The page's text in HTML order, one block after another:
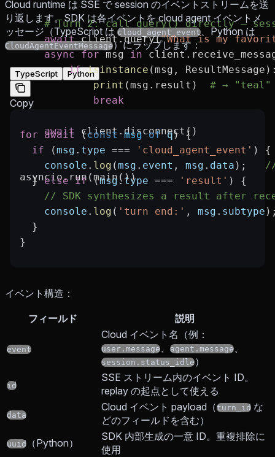
# Turn 2: call query() directly —
    await
client.query("What is my
    async
for msg in
        if
isinstance (msg,
            print
(msg.result) # → "teal"
            break
    await
client.disconnect()
asyncio.run(main())
Cloud runtime は SSE で session のイベントストリームを送
り返します。SDK は各イベントを cloud agent イベントメ
ッセージ（TypeScript は cloud_agent_event、Python は
CloudAgentEventMessage）にラップします：
TypeScript Python
Copy
for await (const msg of q) {
  if
(msg . type === 'cloud_agent_event' ) {
    console
. log (msg . event , msg . data );
  }
else if (msg . type === 'result' ) {
// SDK synthesizes a result after
    console
. log ( 'turn end:' , msg . subtype
  }
}
イベント構造：
フィールド 説明
event
Cloud イベント名（例：
user.message、 agent.message、
session.status_idle）
id
SSE ストリーム内のイベント ID。
replay の起点として使える
data
Cloud イベント payload（turn_id な
どのフィールドを含む）
uuid （Python）
SDK 内部生成の一意 ID。重複排除に
使用